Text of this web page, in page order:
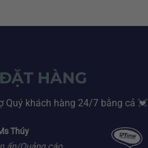
HÀNG
Quý khách hàng 24/7 bằng cả 💓
Thúy